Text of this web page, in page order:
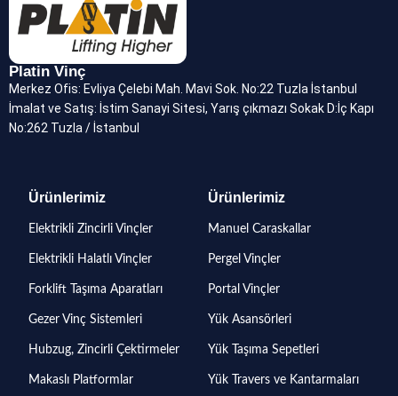
Platin Vinç
Merkez Ofis: Evliya Çelebi Mah. Mavi Sok. No:22 Tuzla İstanbul
İmalat ve Satış: İstim Sanayi Sitesi, Yarış çıkmazı Sokak D:İç Kapı
No:262 Tuzla / İstanbul
Ürünlerimiz
Elektrikli Zincirli Vinçler
Elektrikli Halatlı Vinçler
Forklift Taşıma Aparatları
Gezer Vinç Sistemleri
Hubzug, Zincirli Çektirmeler
Makaslı Platformlar
Ürünlerimiz
Manuel Caraskallar
Pergel Vinçler
Portal Vinçler
Yük Asansörleri
Yük Taşıma Sepetleri
Yük Travers ve Kantarmaları